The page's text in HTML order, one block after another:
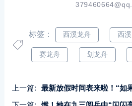
标签： 西溪龙舟 西溪
赛龙舟 划龙舟
上一篇:
最新放假时间表来啦！“如果多一张